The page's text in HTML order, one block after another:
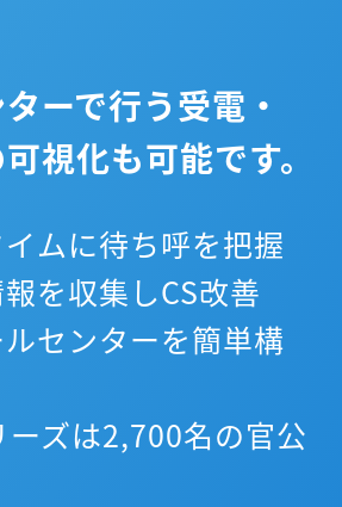
ーで行う受電・
視化も可能です。
ムに待ち呼を把握
を収集しCS改善
センターを簡単構
ーズは2,700名の官公